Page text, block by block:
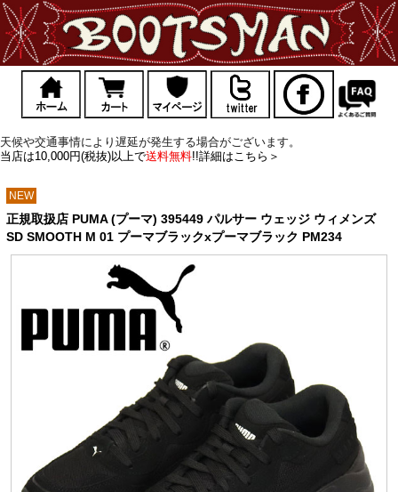
天候や交通事情により遅延が発生する場合がございます。
当店は10,000円(税抜)以上で送料無料!!詳細はこちら＞
NEW
正規取扱店 PUMA (プーマ) 395449 パルサー ウェッジ ウィメンズ
SD SMOOTH M 01 プーマブラックxプーマブラック PM234